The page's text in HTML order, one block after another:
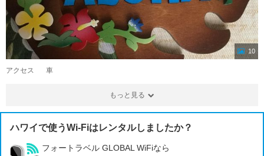
10
アクセス 車
もっと見る
ハワイで使うWi-Fiはレンタルしましたか？
フォートラベル GLOBAL WiFiなら